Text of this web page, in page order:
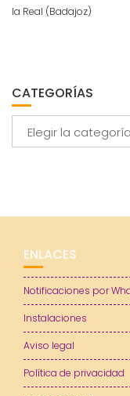
la Real (Badajoz)
CATEGORÍAS
ENLACES
Notificaciones por
Instalaciones
Aviso legal
Política de privacidad